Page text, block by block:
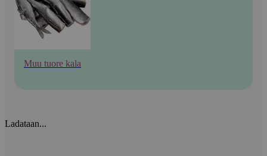
Muu tuore kala
Ladataan...